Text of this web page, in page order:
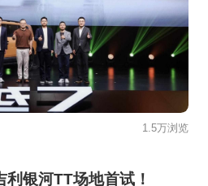
1.5万浏览
银河TT场地首试！